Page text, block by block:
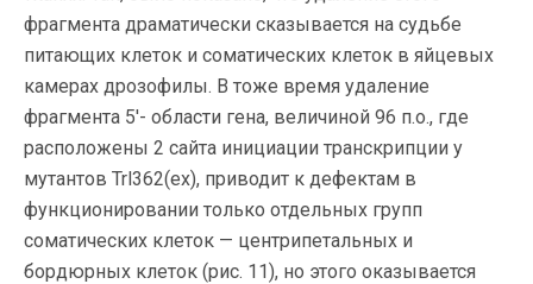
фрагмента драматически сказывается на судьбе
питающих клеток и соматических клеток в яйцевых
камерах дрозофилы. В тоже время удаление
фрагмента 5′- области гена, величиной 96 п.о., где
расположены 2 сайта инициации транскрипции у
мутантов Trl362(ex), приводит к дефектам в
функционировании только отдельных групп
соматических клеток — центрипетальных и
бордюрных клеток (рис. 11), но этого оказывается